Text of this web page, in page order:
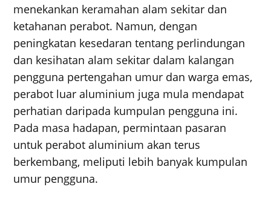
menekankan keramahan alam sekitar dan
ketahanan perabot. Namun, dengan
peningkatan kesedaran tentang perlindungan
dan kesihatan alam sekitar dalam kalangan
pengguna pertengahan umur dan warga emas,
perabot luar aluminium juga mula mendapat
perhatian daripada kumpulan pengguna ini.
Pada masa hadapan, permintaan pasaran
untuk perabot aluminium akan terus
berkembang, meliputi lebih banyak kumpulan
umur pengguna.